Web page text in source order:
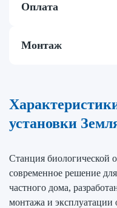
Оплата
Монтаж
установки
Станция биологической
современное решение
частного дома,
монтажа и эксплуатации